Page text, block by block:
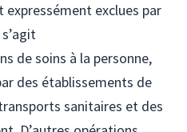
expressément exclues par
de soins à la personne,
des établissements de
sanitaires et des